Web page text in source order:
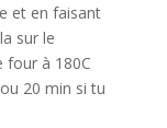
et en faisant
sur le
four à 180C
20 min si tu